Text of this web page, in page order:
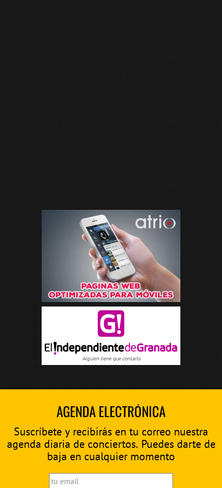
AGENDA ELECTRÓNICA
Suscríbete y recibirás en tu correo nuestra
agenda diaria de conciertos. Puedes darte de
baja en cualquier momento